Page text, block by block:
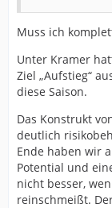
Muss ich
Unter Kramer
Ziel „Aufstieg“
diese Saison.
Das Konstrukt
deutlich
Ende haben wir
Potential und
nicht besser,
reinschmeißt.